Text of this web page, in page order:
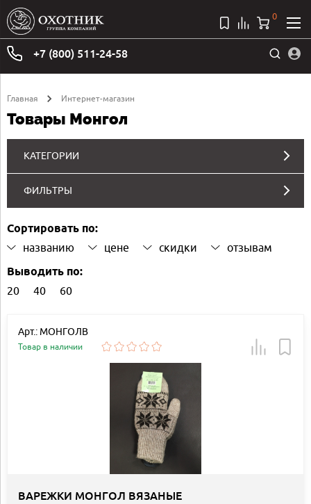
+7 (800) 511-24-58
0
Главная Интернет-магазин
Товары Монгол
КАТЕГОРИИ
ФИЛЬТРЫ
Сортировать по:
названию цене скидки отзывам
Выводить по:
20 40 60
Арт.: МОНГОЛВ
Товар в наличии
ВАРЕЖКИ МОНГОЛ ВЯЗАНЫЕ